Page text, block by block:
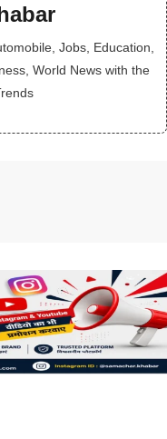
Jobs, Education,
World News with the